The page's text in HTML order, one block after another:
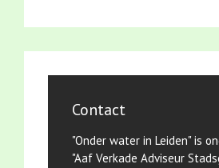
Contact
"Onder water in Leiden" is
"Aaf Verkade Adviseur